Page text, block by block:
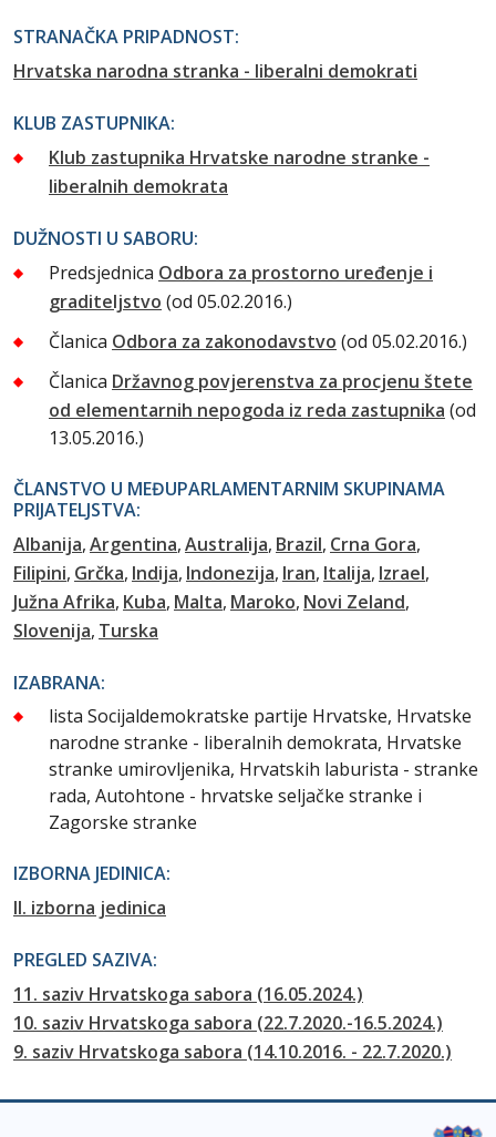
STRANAČKA PRIPADNOST:
Hrvatska narodna stranka - liberalni demokrati
KLUB ZASTUPNIKA:
Klub zastupnika Hrvatske narodne stranke -
liberalnih demokrata
DUŽNOSTI U SABORU:
Predsjednica Odbora za prostorno uređenje i
graditeljstvo (od 05.02.2016.)
Članica Odbora za zakonodavstvo (od 05.02.2016.)
Članica Državnog povjerenstva za procjenu štete
od elementarnih nepogoda iz reda zastupnika (od
13.05.2016.)
ČLANSTVO U MEĐUPARLAMENTARNIM SKUPINAMA
PRIJATELJSTVA:
Albanija Argentina Australija Brazil Crna Gora
Filipini Grčka Indija Indonezija Iran Italija Izrael
Južna Afrika Kuba Malta Maroko Novi Zeland
Slovenija Turska
IZABRANA:
lista Socijaldemokratske partije Hrvatske, Hrvatske
narodne stranke - liberalnih demokrata, Hrvatske
stranke umirovljenika, Hrvatskih laburista - stranke
rada, Autohtone - hrvatske seljačke stranke i
Zagorske stranke
IZBORNA JEDINICA:
II. izborna jedinica
PREGLED SAZIVA:
11. saziv Hrvatskoga sabora (16.05.2024.)
10. saziv Hrvatskoga sabora (22.7.2020.-16.5.2024.)
9. saziv Hrvatskoga sabora (14.10.2016. - 22.7.2020.)